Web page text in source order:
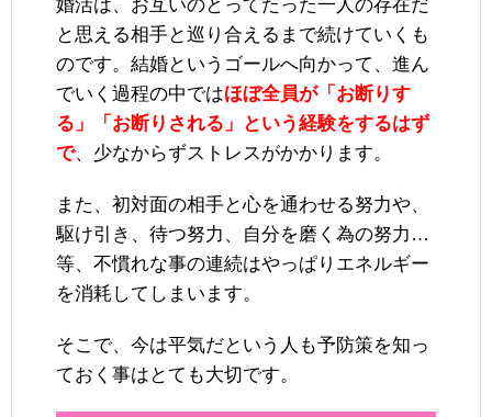
婚活は、お互いのとってたった一人の存在だ
と思える相手と巡り合えるまで続けていくも
のです。結婚というゴールへ向かって、進ん
でいく過程の中ではほぼ全員が「お断りす
る」「お断りされる」という経験をするはず
で、少なからずストレスがかかります。
また、初対面の相手と心を通わせる努力や、
駆け引き、待つ努力、自分を磨く為の努力…
等、不慣れな事の連続はやっぱりエネルギー
を消耗してしまいます。
そこで、今は平気だという人も予防策を知っ
ておく事はとても大切です。